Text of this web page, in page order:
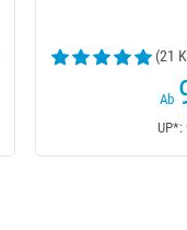
(21
Ab
UP*: